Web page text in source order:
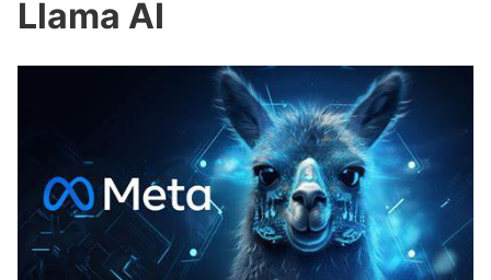
Llama AI